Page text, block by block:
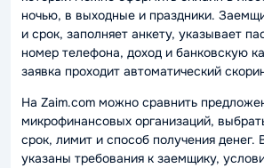
ночью, в выходные и праздники.
и срок, заполняет анкету, указывает
номер телефона, доход и банковскую
заявка проходит автоматический
На Zaim.com можно сравнить
микрофинансовых организаций,
срок, лимит и способ получения
указаны требования к заемщику,